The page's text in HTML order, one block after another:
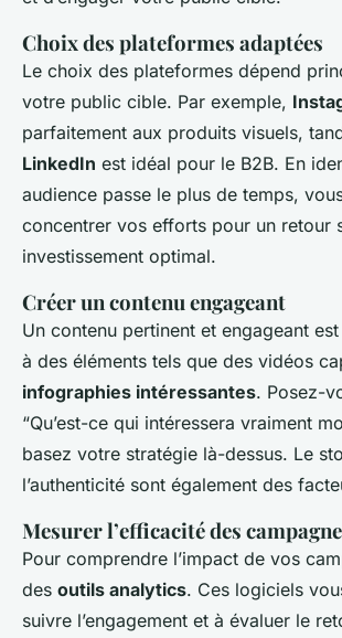
Choix des plateformes adaptées
Le choix des plateformes dépend
votre public cible. Par exemple,
parfaitement aux produits visuels,
LinkedIn est idéal pour le B2B. En
audience passe le plus de temps,
concentrer vos efforts pour un retour
investissement optimal.
Créer un contenu engageant
Un contenu pertinent et engageant
à des éléments tels que des vidéos
infographies intéressantes. Posez-
“Qu’est-ce qui intéressera vraiment
basez votre stratégie là-dessus. Le
l’authenticité sont également des
Mesurer l’efficacité des
Pour comprendre l’impact de vos
des outils analytics. Ces logiciels
suivre l’engagement et à évaluer le